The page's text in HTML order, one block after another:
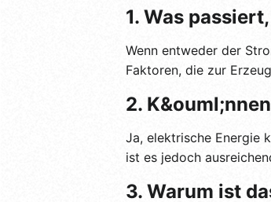
1. Was
Wenn entweder der
Faktoren, die zur
2.
Ja, elektrische Energie
ist es jedoch
3. Warum ist